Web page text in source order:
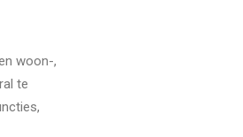
woon-,
te